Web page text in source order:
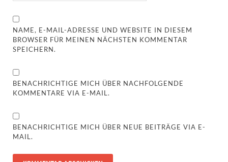
NAME, E-MAIL-ADRESSE UND WEBSITE IN DIESEM
BROWSER FÜR MEINEN NÄCHSTEN KOMMENTAR
SPEICHERN.
BENACHRICHTIGE MICH ÜBER NACHFOLGENDE
KOMMENTARE VIA E-MAIL.
BENACHRICHTIGE MICH ÜBER NEUE BEITRÄGE VIA E-
MAIL.